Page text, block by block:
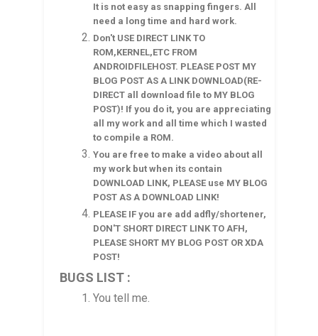
It is not easy as snapping fingers. All
need a long time and hard work.
Don't USE DIRECT LINK TO
ROM,KERNEL,ETC FROM
ANDROIDFILEHOST. PLEASE POST MY
BLOG POST AS A LINK DOWNLOAD(RE-
DIRECT all download file to MY BLOG
POST)! If you do it, you are appreciating
all my work and all time which I wasted
to compile a ROM.
You are free to make a video about all
my work but when its contain
DOWNLOAD LINK, PLEASE use MY BLOG
POST AS A DOWNLOAD LINK!
PLEASE IF you are add adfly/shortener,
DON'T SHORT DIRECT LINK TO AFH,
PLEASE SHORT MY BLOG POST OR XDA
POST!
BUGS LIST :
You tell me.